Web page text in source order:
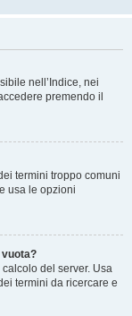
nell’Indice, nei
premendo il
termini troppo comuni
usa le opzioni
del server. Usa
termini da ricercare e